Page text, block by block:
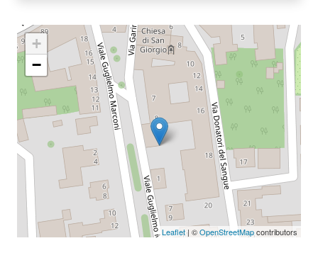
+
−
Leaflet| ©OpenStreetMapcontributors